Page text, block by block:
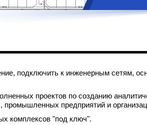
подключить к инженерным сетям,
проектов по созданию
промышленных предприятий и
комплексов "под ключ".